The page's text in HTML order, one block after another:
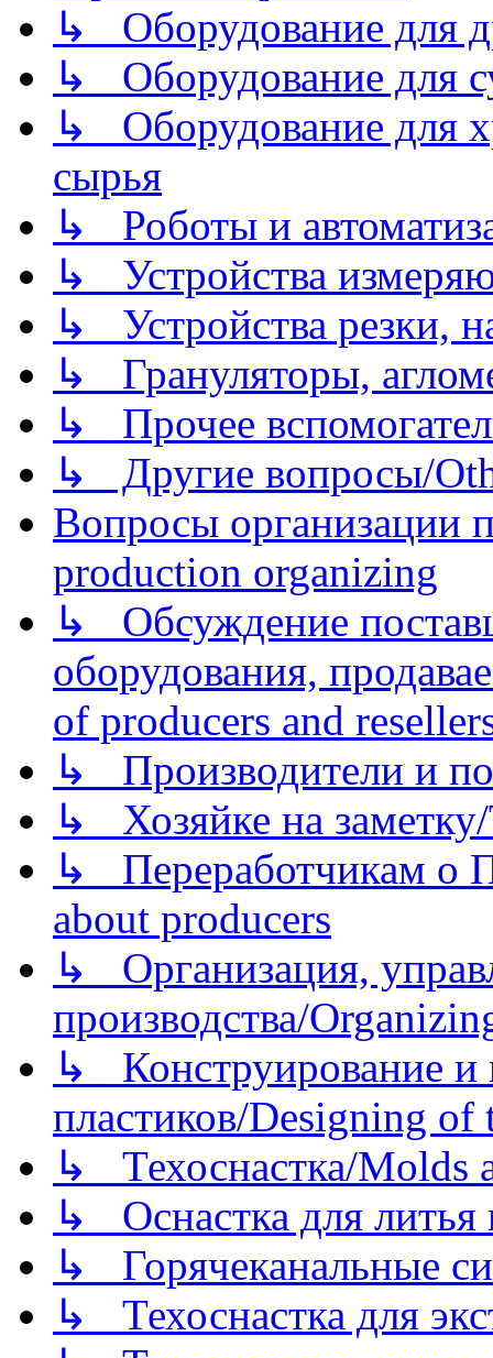
↳ Оборудование для
↳ Оборудование для
↳ Оборудование для
сырья
↳ Роботы и
↳ Устройства
↳ Устройства резки,
↳ Грануляторы,
↳ Прочее
↳ Другие вопросы/
Вопросы организации
production organizing
↳ Обсуждение
оборудования,
of producers and
↳ Производители и
↳ Хозяйке на
↳ Переработчикам о
about producers
↳ Организация,
производства/
↳ Конструирование и
пластиков/Designing of
↳ Техоснастка/Molds
↳ Оснастка для литья
↳ Горячеканальные
↳ Техоснастка для